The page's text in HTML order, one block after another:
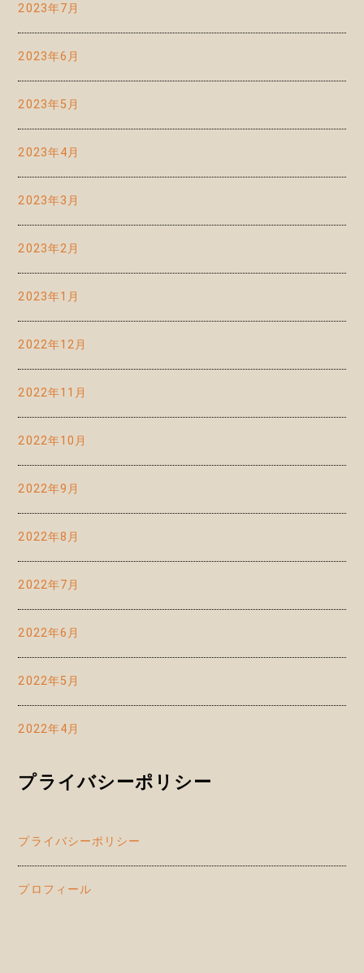
2023年7月
2023年6月
2023年5月
2023年4月
2023年3月
2023年2月
2023年1月
2022年12月
2022年11月
2022年10月
2022年9月
2022年8月
2022年7月
2022年6月
2022年5月
2022年4月
プライバシーポリシー
プライバシーポリシー
プロフィール